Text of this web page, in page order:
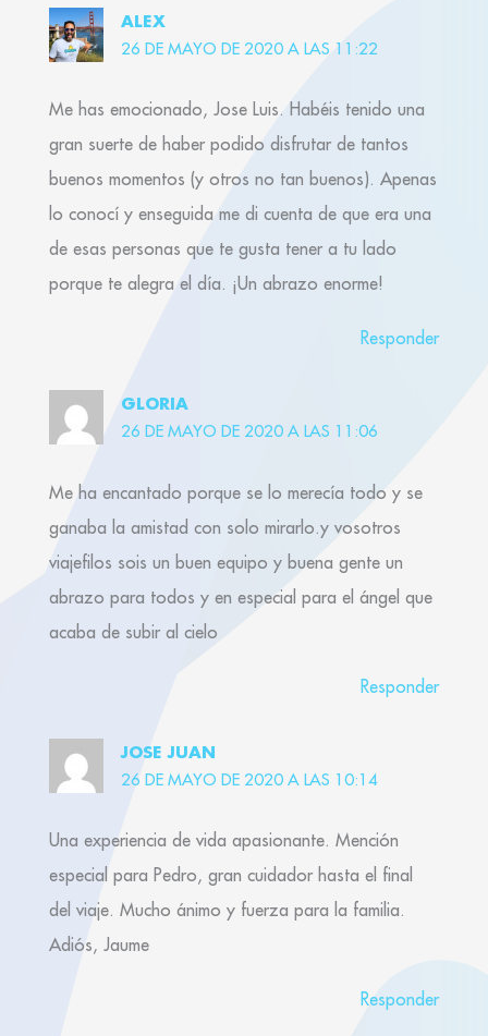
ALEX
26 DE MAYO DE 2020 A LAS 11:22
Me has emocionado, Jose Luis. Habéis tenido una
gran suerte de haber podido disfrutar de tantos
buenos momentos (y otros no tan buenos). Apenas
lo conocí y enseguida me di cuenta de que era una
de esas personas que te gusta tener a tu lado
porque te alegra el día. ¡Un abrazo enorme!
Responder
GLORIA
26 DE MAYO DE 2020 A LAS 11:06
Me ha encantado porque se lo merecía todo y se
ganaba la amistad con solo mirarlo.y vosotros
viajefilos sois un buen equipo y buena gente un
abrazo para todos y en especial para el ángel que
acaba de subir al cielo
Responder
JOSE JUAN
26 DE MAYO DE 2020 A LAS 10:14
Una experiencia de vida apasionante. Mención
especial para Pedro, gran cuidador hasta el final
del viaje. Mucho ánimo y fuerza para la familia.
Adiós, Jaume
Responder